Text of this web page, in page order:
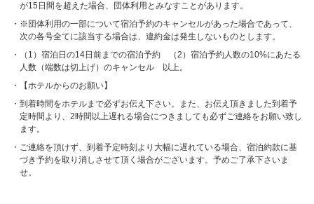
が15日間を超えた場合、団体利用とみなすことがあります。
※団体利用の一部について宿泊予約のキャンセルがあった場合であって、
次の各号全てに該当する場合は、違約金は発生しないものとします。
（1）宿泊日の14日前までの宿泊予約 （2）宿泊予約人数の10%にあたる
人数（端数は切上げ）のキャンセル 以上。
【ホテルからのお願い】
到着時間をホテルまで必ずお伝え下さい。また、お伝え頂きました到着予
定時間より、2時間以上遅れる場合につきましても必ずご連絡をお願い致し
ます。
ご連絡を頂けず、到着予定時刻より大幅に遅れている場合、宿泊約款に基
づき予約を取り消しさせて頂く場合がございます。予めご了承下さいま
せ。